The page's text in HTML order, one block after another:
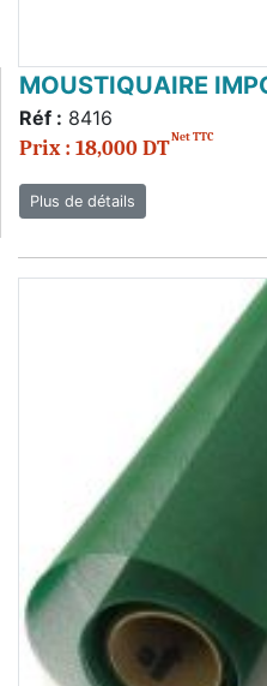
MOUSTIQUAIRE
Réf : 8416
Prix : 18,000 DTNet TTC
Plus de détails